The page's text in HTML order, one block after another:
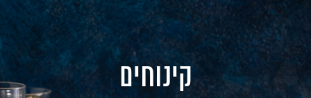
לִנְגִישׁוּת
הָאֲתָר.
לִפְתִיחַת
לְחַץ
קינוחים